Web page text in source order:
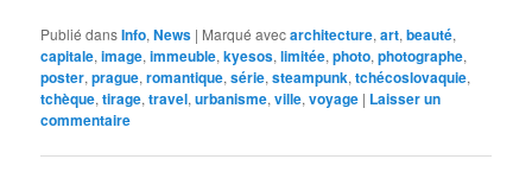
Publié dansInfo,News | Marqué avecarchitecture,art,beauté,
capitale,image,immeuble,kyesos,limitée,photo,photographe,
poster,prague,romantique,série,steampunk,tchécoslovaquie,
tchèque,tirage,travel,urbanisme,ville,voyage | Laisser un
commentaire